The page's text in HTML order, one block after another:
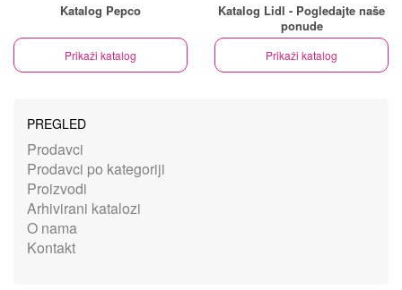
Katalog Pepco
Prikaži katalog
Katalog Lidl - Pogledajte naše
ponude
Prikaži katalog
PREGLED
Prodavci
Prodavci po kategoriji
Proizvodi
Arhivirani katalozi
O nama
Kontakt